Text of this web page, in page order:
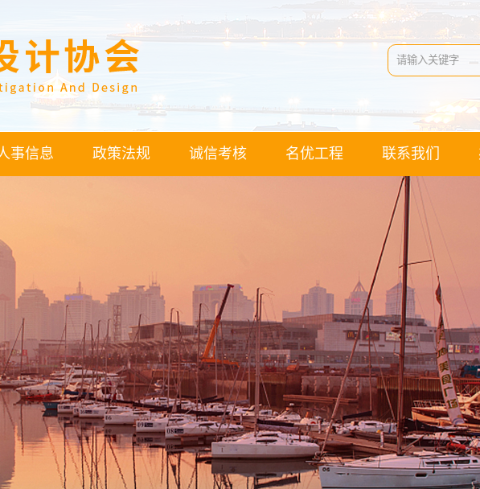
事信息 政策法规 诚信考核 名优工程 联系我们